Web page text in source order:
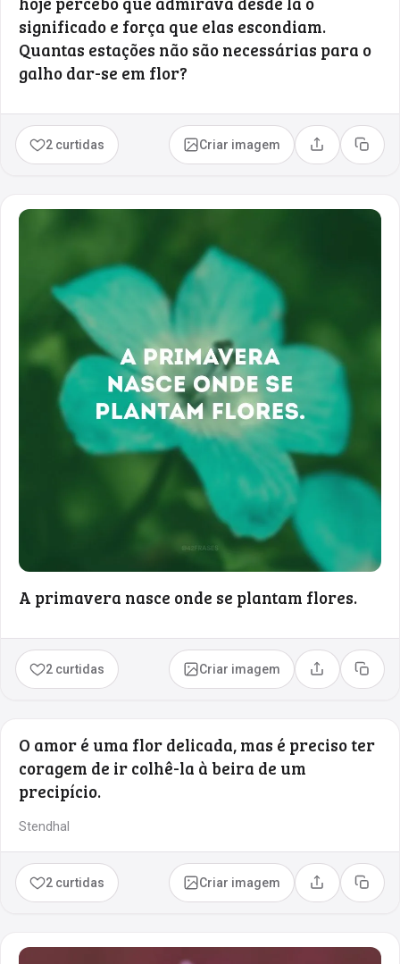
significado e força que elas escondiam.
Quantas estações não são necessárias para o
galho dar-se em flor?
2 curtidas Criar imagem Compartilhar
Copiar
A primavera nasce onde se plantam flores.
2 curtidas Criar imagem Compartilhar
Copiar
O amor é uma flor delicada, mas é preciso ter
coragem de ir colhê-la à beira de um
precipício.
Stendhal
2 curtidas Criar imagem Compartilhar
Copiar